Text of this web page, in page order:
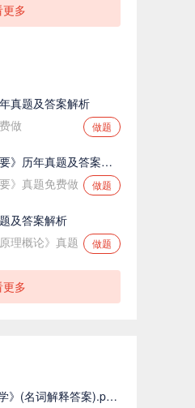
多
真题及答案解析
做
做题
自考《中国近现代史纲要》历年真题及答案解析
》真题免费做
做题
及答案解析
理概论》真题
做题
多
自考00163《管理心理学》(名词解释答案).pdf.pdf